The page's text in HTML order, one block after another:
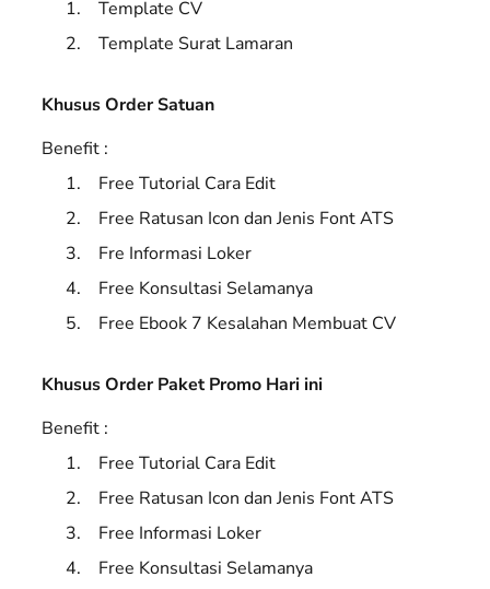
Template CV
Template Surat Lamaran
Khusus Order Satuan
Benefit :
Free Tutorial Cara Edit
Free Ratusan Icon dan Jenis Font ATS
Fre Informasi Loker
Free Konsultasi Selamanya
Free Ebook 7 Kesalahan Membuat CV
Khusus Order Paket Promo Hari ini
Benefit :
Free Tutorial Cara Edit
Free Ratusan Icon dan Jenis Font ATS
Free Informasi Loker
Free Konsultasi Selamanya